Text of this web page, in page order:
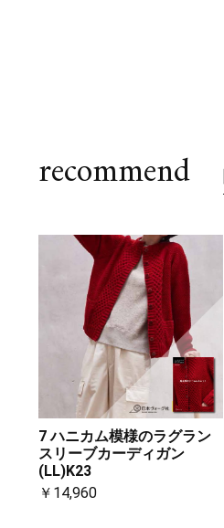
recommend
7 ハニカム模様のラグラン
スリーブカーディガン
(LL)K23
￥14,960